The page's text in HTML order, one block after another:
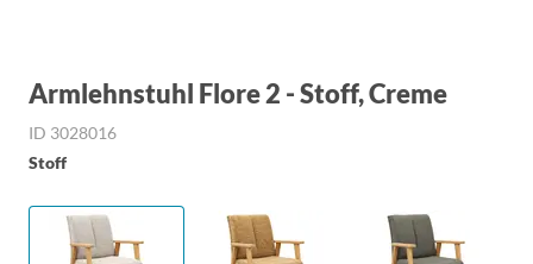
Armlehnstuhl Flore 2 - Stoff, Creme
ID 3028016
Stoff